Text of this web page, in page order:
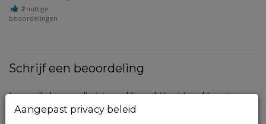
2nuttige
beoordelingen
Schrijf een beoordeling
Je e-mailadres wordt niet gepubliceerd. Vereiste velden zijn
gemarkeerd met*
Aangepast privacy beleid